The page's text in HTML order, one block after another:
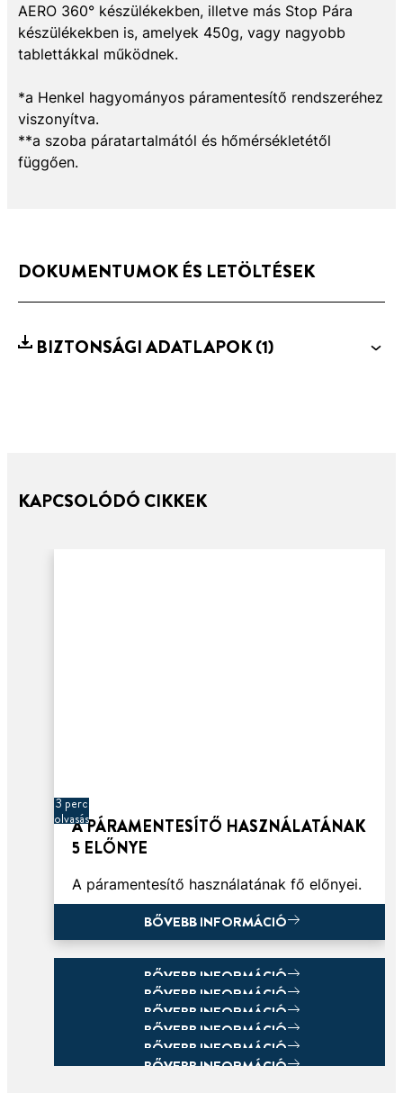
AERO 360° készülékekben, illetve más Stop Pára
készülékekben is, amelyek 450g, vagy nagyobb
tablettákkal működnek.
*a Henkel hagyományos páramentesítő rendszeréhez
viszonyítva.
**a szoba páratartalmától és hőmérsékletétől
függően.
DOKUMENTUMOK ÉS LETÖLTÉSEK
BIZTONSÁGI ADATLAPOK(1)
KAPCSOLÓDÓ CIKKEK
3 perc
olvasásA PÁRAMENTESÍTŐ HASZNÁLATÁNAK
5 ELŐNYE
A páramentesítő használatának fő előnyei.
BŐVEBB INFORMÁCIÓ
BŐVEBB INFORMÁCIÓ
BŐVEBB INFORMÁCIÓ
BŐVEBB INFORMÁCIÓ
BŐVEBB INFORMÁCIÓ
BŐVEBB INFORMÁCIÓ
BŐVEBB INFORMÁCIÓ